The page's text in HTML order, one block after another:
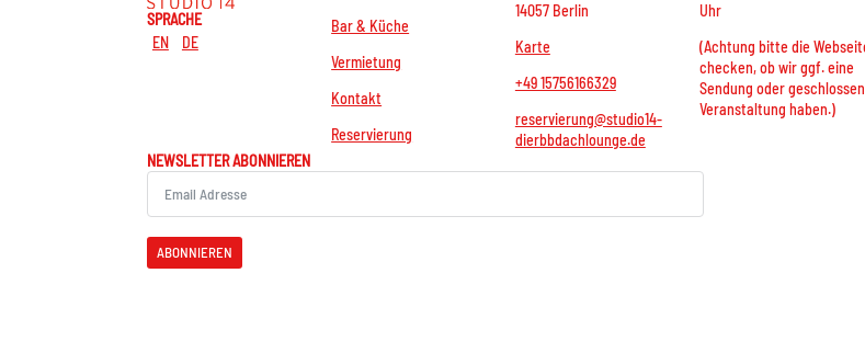
SPRACHE
EN
DE
Bar & Küche
Vermietung
Kontakt
Reservierung
14057 Berlin
Karte
+49 15756166329
reservierung@studio14-
dierbbdachlounge.de
Uhr
(Achtung bitte die
checken, ob wir ggf. eine
Sendung oder
Veranstaltung haben.)
NEWSLETTER ABONNIEREN
ABONNIEREN